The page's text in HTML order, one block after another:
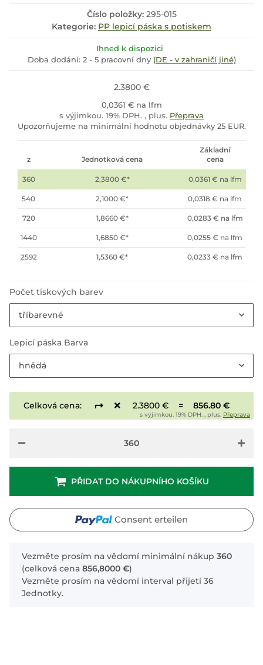
Číslo položky: 295-015
Kategorie: PP lepicí páska s potiskem
Ihned k dispozici
Doba dodání: 2 - 5 pracovní dny (DE - v zahraničí jiné)
2.3800 €
0,0361 € na lfm
s výjimkou. 19% DPH. , plus. Přeprava
Upozorňujeme na minimální hodnotu objednávky 25 EUR.
z Jednotková cena
Základní
cena
360 2,3800 €* 0,0361 € na lfm
540 2,1000 €* 0,0318 € na lfm
720 1,8660 €* 0,0283 € na lfm
1440 1,6850 €* 0,0255 € na lfm
2592 1,5360 €* 0,0233 € na lfm
Počet tiskových barev
tříbarevné
Lepicí páska Barva
hnědá
Celková cena: 2.3800 € = 856.80 €
s výjimkou. 19% DPH. , plus. Přeprava
PŘIDAT DO NÁKUPNÍHO KOŠÍKU
Consent erteilen
x
Vezměte prosím na vědomí minimální nákup 360
(celková cena 856,8000 €)
Vezměte prosím na vědomí interval přijetí 36
Jednotky.